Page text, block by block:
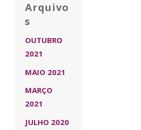
Arquivo
s
OUTUBRO
2021
MAIO 2021
MARÇO
2021
JULHO 2020